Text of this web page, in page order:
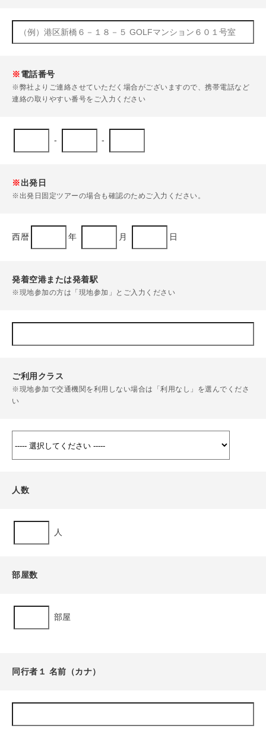
※電話番号
※弊社よりご連絡させていただく場合がございますので、携帯電話など
連絡の取りやすい番号をご入力ください
- -
※出発日
※出発日固定ツアーの場合も確認のためご入力ください。
西暦 年 月 日
発着空港または発着駅
※現地参加の方は「現地参加」とご入力ください
ご利用クラス
※現地参加で交通機関を利用しない場合は「利用なし」を選んでくださ
い
人数
人
部屋数
部屋
同行者１ 名前（カナ）